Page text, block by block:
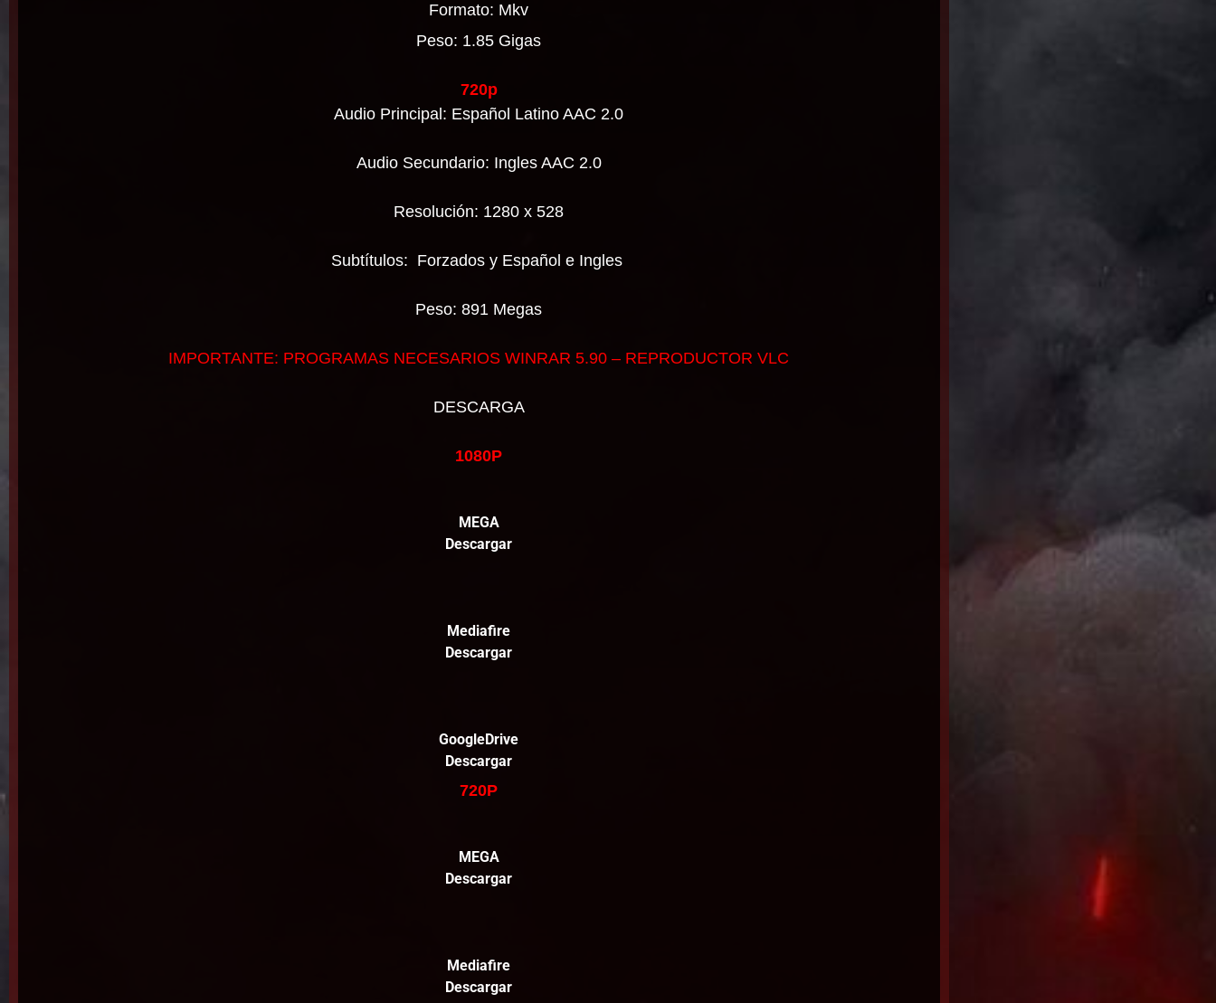
Formato: Mkv
Peso: 1.85 Gigas
720p
Audio Principal: Español Latino AAC 2.0
Audio Secundario: Ingles AAC 2.0
Resolución: 1280 x 528
Subtítulos: Forzados y Español e Ingles
Peso: 891 Megas
IMPORTANTE: PROGRAMAS NECESARIOS WINRAR 5.90 – REPRODUCTOR VLC
DESCARGA
1080P
MEGA
Descargar
Mediafire
Descargar
GoogleDrive
Descargar
720P
MEGA
Descargar
Mediafire
Descargar